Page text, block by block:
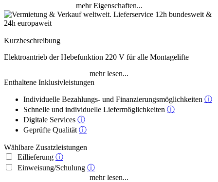
mehr Eigenschaften...
Kurzbeschreibung
Elektroantrieb der Hebefunktion 220 V für alle Montagelifte
mehr lesen...
Enthaltene Inklusivleistungen
Individuelle Bezahlungs- und Finanzierungsmöglichkeiten ⓘ
Schnelle und individuelle Liefermöglichkeiten ⓘ
Digitale Services ⓘ
Geprüfte Qualität ⓘ
Wählbare Zusatzleistungen
Eillieferung ⓘ
Einweisung/Schulung ⓘ
mehr lesen...